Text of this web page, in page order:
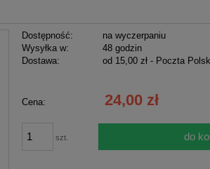
Dostępność:
na wyczerpaniu
Wysyłka w:
48 godzin
Dostawa:
od 15,00 zł - Poczta
Cena nie zawiera ewentualnych kosztów
płatności
Cena: 24,00 zł
szt. do